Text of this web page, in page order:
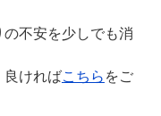
不安を少しでも消
良ければこちら をご